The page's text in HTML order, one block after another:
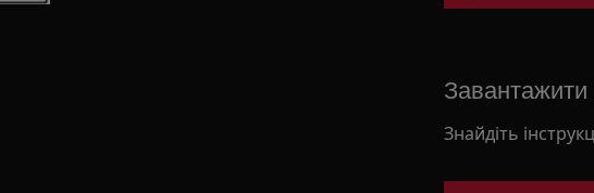
Завантажити
Знайдіть